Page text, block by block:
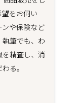
をお伺い
や保険など
筆でも、わ
精査し、消
る。